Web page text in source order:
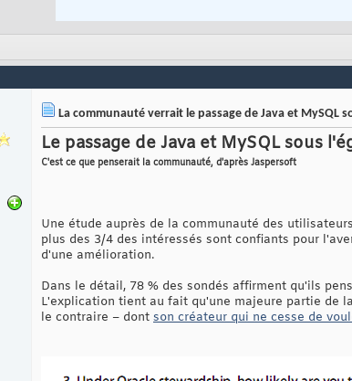
La communauté verrait le passage de Java et MySQL
Le passage de Java et MySQL sous
C'est ce que penserait la communauté, d'après Jaspersoft
Une étude auprès de la communauté des
plus des 3/4 des intéressés sont confiants pour
d'une amélioration.
Dans le détail, 78 % des sondés affirment qu'ils
L'explication tient au fait qu'une majeure partie de
le contraire – dont son créateur qui ne cesse de